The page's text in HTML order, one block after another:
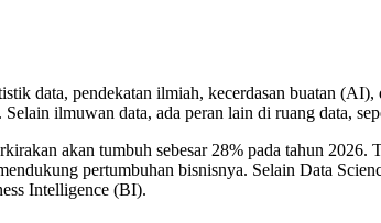
data, pendekatan ilmiah, kecerdasan buatan
Selain ilmuwan data, ada peran lain di ruang data,
akan tumbuh sebesar 28% pada tahun
pertumbuhan bisnisnya. Selain Data
Intelligence (BI).